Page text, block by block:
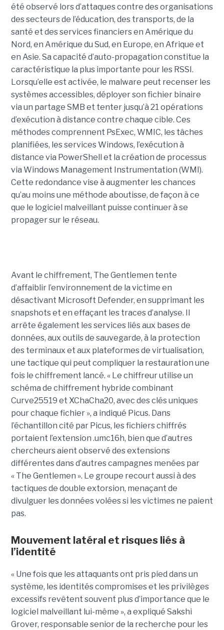
été observé lors d’attaques contre des organisations
des secteurs de l’éducation, des transports, de la
santé et des services financiers en Amérique du
Nord, en Amérique du Sud, en Europe, en Afrique et
en Asie. Sa capacité d’auto-propagation constitue la
caractéristique la plus importante pour les RSSI.
Lorsqu’elle est activée, le malware peut recenser les
systèmes accessibles, déployer son fichier binaire
via un partage SMB et tenter jusqu’à 21 opérations
d’exécution à distance contre chaque cible. Ces
méthodes comprennent PsExec, WMIC, les tâches
planifiées, les services Windows, l’exécution à
distance via PowerShell et la création de processus
via Windows Management Instrumentation (WMI).
Cette redondance vise à augmenter les chances
qu’au moins une méthode aboutisse, de façon à ce
que le logiciel malveillant puisse continuer à se
propager sur le réseau.
Avant le chiffrement, The Gentlemen tente
d’affaiblir l’environnement de la victime en
désactivant Microsoft Defender, en supprimant les
snapshots et en effaçant les traces d’analyse. Il
arrête également les services liés aux bases de
données, aux outils de sauvegarde, à la protection
des terminaux et aux plateformes de virtualisation,
une tactique qui peut compliquer la restauration une
fois le chiffrement lancé. « Le chiffreur utilise un
schéma de chiffrement hybride combinant
Curve25519 et XChaCha20, avec des clés uniques
pour chaque fichier », a indiqué Picus. Dans
l’échantillon cité par Picus, les fichiers chiffrés
portaient l’extension .umc16h, bien que d’autres
chercheurs aient observé des extensions
différentes dans d’autres campagnes menées par
« The Gentlemen ». Le groupe recourt aussi à des
tactiques de double extorsion, menaçant de
divulguer les données volées si les victimes ne paient
pas.
Mouvement latéral et risques liés à
l’identité
« Une fois que les attaquants ont pris pied dans un
système, les identités compromises et les privilèges
excessifs revêtent souvent plus d’importance que le
logiciel malveillant lui-même », a expliqué Sakshi
Grover, responsable senior de la recherche pour les